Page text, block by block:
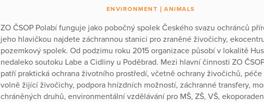
ENVIRONMENT ANIMALS
ZO ČSOP Polabí funguje jako pobočný spolek Českého svazu ochránců
jeho hlavičkou najdete záchrannou stanici pro zraněné živočichy,
pozemkový spolek. Od podzimu roku 2015 organizace působí v lokalitě
nedaleko soutoku Labe a Cidliny u Poděbrad. Mezi hlavní činnosti ZO
patří praktická ochrana životního prostředí, včetně ochrany živočichů,
volně žijící živočichy, podpora hnízdních možností, záchranné transfery,
chráněných druhů, environmentální vzdělávání pro MŠ, ZŠ, VŠ,